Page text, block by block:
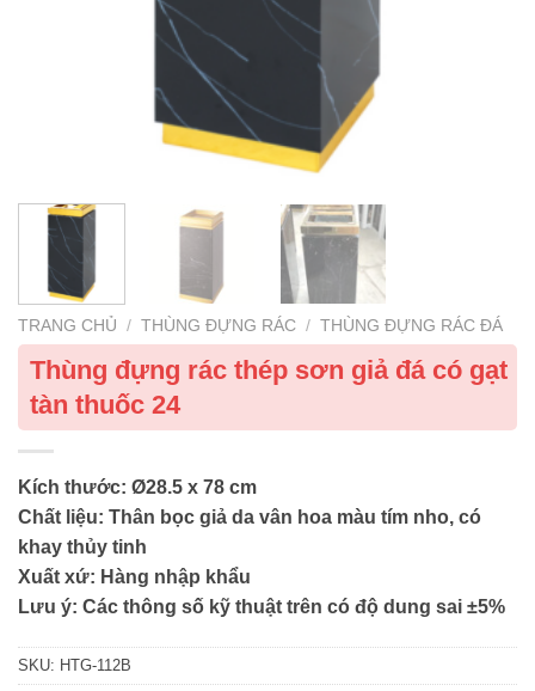
TRANG CHỦ / THÙNG ĐỰNG RÁC / THÙNG ĐỰNG RÁC ĐÁ
Thùng đựng rác thép sơn giả đá có gạt
tàn thuốc 24
Kích thước: Ø28.5 x 78 cm
Chất liệu: Thân bọc giả da vân hoa màu tím nho, có
khay thủy tinh
Xuất xứ: Hàng nhập khẩu
Lưu ý: Các thông số kỹ thuật trên có độ dung sai ±5%
SKU: HTG-112B